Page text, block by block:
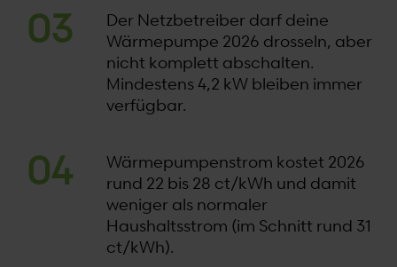
Der Netzbetreiber darf deine
Wärmepumpe 2026 drosseln, aber
nicht komplett abschalten.
Mindestens 4,2 kW bleiben immer
verfügbar.
Wärmepumpenstrom kostet 2026
rund 22 bis 28 ct/kWh und damit
weniger als normaler
Haushaltsstrom (im Schnitt rund 31
ct/kWh).